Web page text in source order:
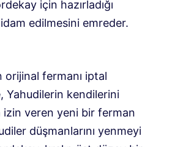
için hazırladığı
edilmesini emreder.
orijinal fermanı iptal
Yahudilerin kendilerini
izin veren yeni bir ferman
düşmanlarını yenmeyi